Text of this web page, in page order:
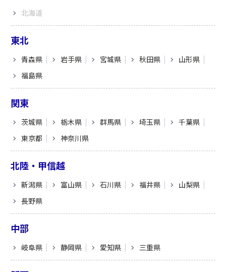
北海道
東北
青森県 岩手県 宮城県 秋田県
山形県
福島県
関東
茨城県 栃木県 群馬県 埼玉県
千葉県
東京都
神奈川県
北陸・甲信越
新潟県 富山県 石川県 福井県
山梨県
長野県
中部
岐阜県 静岡県 愛知県 三重県